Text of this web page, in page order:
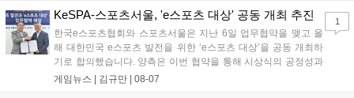
입니다. 시연 참여 관람객에게는 선착순으로 특별 굿즈를 증정하며, 인
디 게임 생태계 활성화와 신규 타이틀 반응 확인을 목표로 합니다....
KeSPA-스포츠서울, 'e스포츠 대상' 공동 개최 추진
한국e스포츠협회와 스포츠서울은 지난 6일 업무협약을 맺고 올
해 대한민국 e스포츠 발전을 위한 ‘e스포츠 대상’을 공동 개최하
기로 합의했습니다. 양측은 이번 협약을 통해 시상식의 공정성과
전문성을 강화하고 MZ세대를 겨냥한 미디어 영향력을 확대해 e
게임뉴스 | 김규만 08-07
1